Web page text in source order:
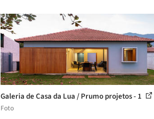
Galeria de Casa da Lua / Prumo projetos - 1
Foto